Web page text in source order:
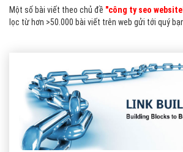
Một số bài viết theo chủ đề "công ty seo
lọc từ hơn >50.000 bài viết trên web gửi tới quý